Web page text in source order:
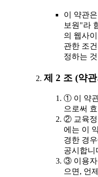
이 약관
보원"라
의 웹사
관한 조
정하는
제 2 조 (약
① 이 약
으로써
② 교육정
에는 이
경한 경
공시합니
③ 이용자
으면, 언